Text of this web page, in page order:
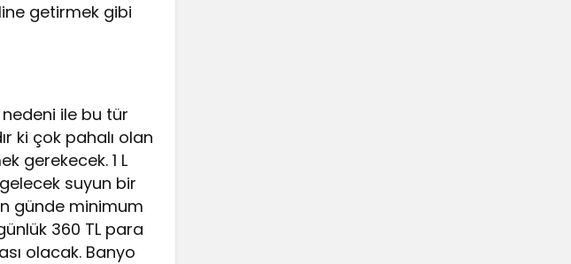
getirmek gibi
nedeni ile bu tür
ki çok pahalı olan
gerekecek. 1 L
suyun bir
günde minimum
360 TL para
olacak. Banyo